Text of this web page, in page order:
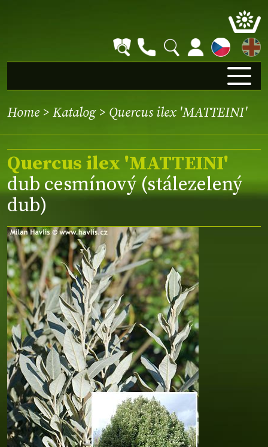
EN
Home > Katalog> Quercus ilex 'MATTEINI'
Quercus ilex 'MATTEINI'
dub cesmínový (stálezelený
dub)